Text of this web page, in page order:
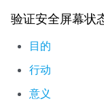
strict-
unknown-
        tear-drop;
    tcp {
        syn-fin;
        tcp-no-flag;
验证安全屏幕状
目的
行动
意义